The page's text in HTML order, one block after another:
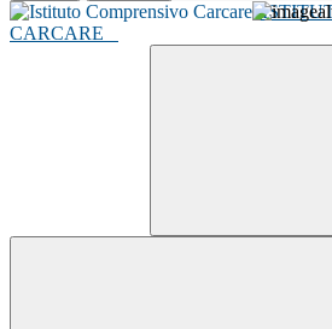
CARCARE